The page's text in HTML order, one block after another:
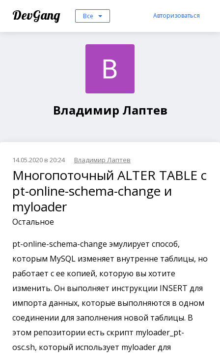
DevGang Все Авторизоваться
Владимир Лаптев
14.05.2020 в 20:24 Владимир Лаптев
Многопоточный ALTER TABLE с
pt-online-schema-change и
myloader
Остальное
pt-online-schema-change эмулирует способ,
которым MySQL изменяет внутренне таблицы, но
работает с ее копией, которую вы хотите
изменить. Он выполняет инструкции INSERT для
импорта данных, которые выполняются в одном
соединении для заполнения новой таблицы. В
этом репозитории есть скрипт myloader_pt-
osc.sh, который использует myloader для